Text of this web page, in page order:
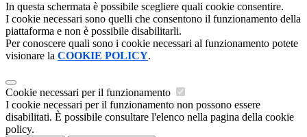
In questa schermata è possibile scegliere quali cookie consentire.
I cookie necessari sono quelli che consentono il funzionamento della
piattaforma e non è possibile disabilitarli.
Per conoscere quali sono i cookie necessari al funzionamento potete
visionare la COOKIE POLICY.
Cookie necessari per il funzionamento
I cookie necessari per il funzionamento non possono essere
disabilitati. È possibile consultare l'elenco nella pagina della cookie
policy.